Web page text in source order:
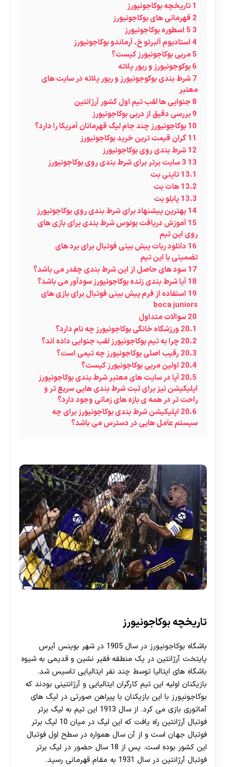
1تاریخچه بوکاجونیورز
2 قهرمانی های بوکاجونیورز
3 5 اسطوره بوکاجونیورز
4استادیوم آلبرتو خ. آرماندو بوکاجونیورز
5مربی بوکاجونیورز کیست؟
6بوکوجونیورز و ریور پلاته
7شرط بندی بوکوجونیورز و ریور پلاته در سایت های
معتبر
8 جنوایی ها لقب تیم اول کشور آرژانتین
9بررسی دقیق از دربی بوکاجونیورز
10بوکاجونیورز چند جام لیگ قهرمانان آمریکا را دارد؟
11گران قیمت ترین خرید بوکاجونیورز
12شرط بندی روی بوکاجونیورز
13 3 سایت برتر برای شرط بندی روی بوکاجونیورز
13.1تاینی بت
13.2هات بت
13.3پابلو بت
14بهترین پیشنهاد برای شرط بندی روی بوکاجونیورز
15آموزش دریافت بونوس شرط بندی برای بازی های
روی این تیم
16 دانلود ربات پیش بینی فوتبال برای برد های
تضمینی با این تیم
17سود های حاصل از این شرط بندی چقدر می باشد؟
18آیا شرط بندی زنده بوکاجونیورز سودآور می باشد؟
19 استفاده از فرم پیش بینی فوتبال برای بازی های
boca juniors
20سوالات متداول
20.1 ورزشگاه خانگی بوکاجونیورز چه نام دارد؟
20.2 چرا به تیم بوکاجونیورز لقب جنوایی داده اند؟
20.3 رقیب اصلی بوکاجونیورز چه تیمی است؟
20.4 اولین مربی بوکاجونیورز کیست؟
20.5آیا در سایت های معتبر شرط بندی بوکاجونیورز
اپلیکیشن نیز برای ثبت شرط بندی هایی سریع تر و
راحت تر در همه ی بازه های زمانی وجود دارد؟
20.6 اپلیکیشن شرط بندی بوکاجونیورز برای چه
سیستم عامل هایی در دسترس می باشد؟
تاریخچه بوکاجونیورز
باشگاه بوکاجونیورز در سال 1905 در شهر بوینس آیرس
پایتخت آرژانتین در یک منطقه فقیر نشین و قدیمی به شیوه
باشگاه های ایتالیا توسط چند نفر ایتالیایی تاسیس شد.
بازیکنان اولیه این تیم کارگران ایتالیایی و آرژانتینی بودند که
بوکاجونیورز با این بازیکنان با پیراهن صورتی در لیگ های
آماتوری بازی می کرد. از سال 1913 این تیم به لیگ برتر
فوتبال آرژانتین راه یافت که این لیگ در میان 10 لیگ برتر
فوتبال جهان است و از آن سال همواره در سطح اول فوتبال
این کشور بوده است. پس از 18 سال حضور در لیگ برتر
فوتبال آرژانتین در سال 1931 به مقام قهرمانی رسید.